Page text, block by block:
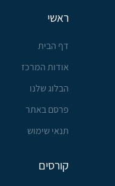
ראשי
דף הבית
אודות המרכז
הבלוג שלנו
פרסם באתר
תנאי שימוש
קורסים